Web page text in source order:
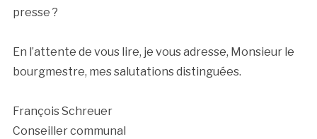
presse ?
En l’attente de vous lire, je vous adresse, Monsieur le
bourgmestre, mes salutations distinguées.
François Schreuer
Conseiller communal